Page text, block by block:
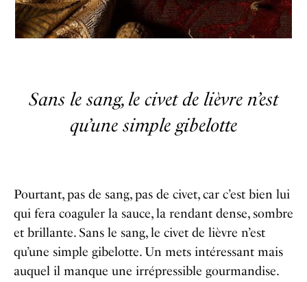
Sans le sang, le civet de lièvre n’est
qu’une simple gibelotte
Pourtant, pas de sang, pas de civet, car c’est bien lui
qui fera coaguler la sauce, la rendant dense, sombre
et brillante. Sans le sang, le civet de lièvre n’est
qu’une simple gibelotte. Un mets intéressant mais
auquel il manque une irrépressible gourmandise.